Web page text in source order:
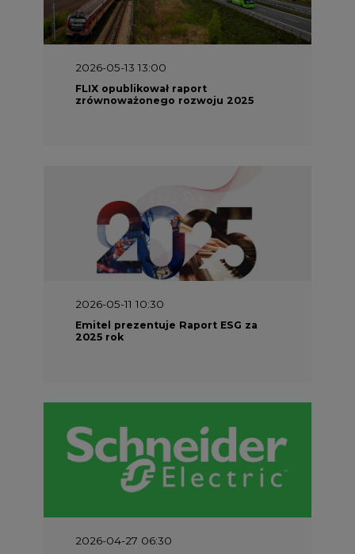
2026-05-11 10:30
Emitel prezentuje Raport ESG za
2025 rok
2026-04-27 06:30
Czy polskie firmy w ogóle wiedzą ile
energii zużywają? Raport Schneider
PARTNER SERWISU